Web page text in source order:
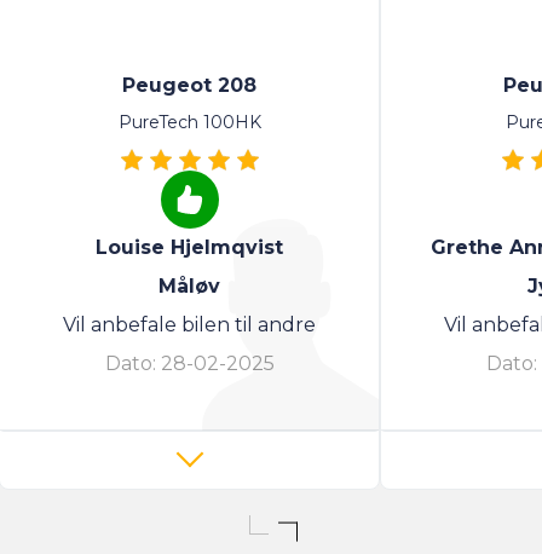
Peugeot 208
PureTech 100HK
Louise Hjelmqvist
Måløv
Vil anbefale bilen til andre
Dato: 28-02-2025
Grethe
Vil
Dato: